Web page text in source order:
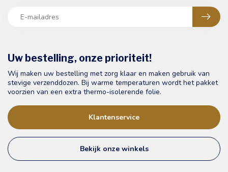
Uw bestelling, onze prioriteit!
Wij maken uw bestelling met zorg klaar en maken gebruik van
stevige verzenddozen. Bij warme temperaturen wordt het pakket
voorzien van een extra thermo-isolerende folie.
Klantenservice
Bekijk onze winkels